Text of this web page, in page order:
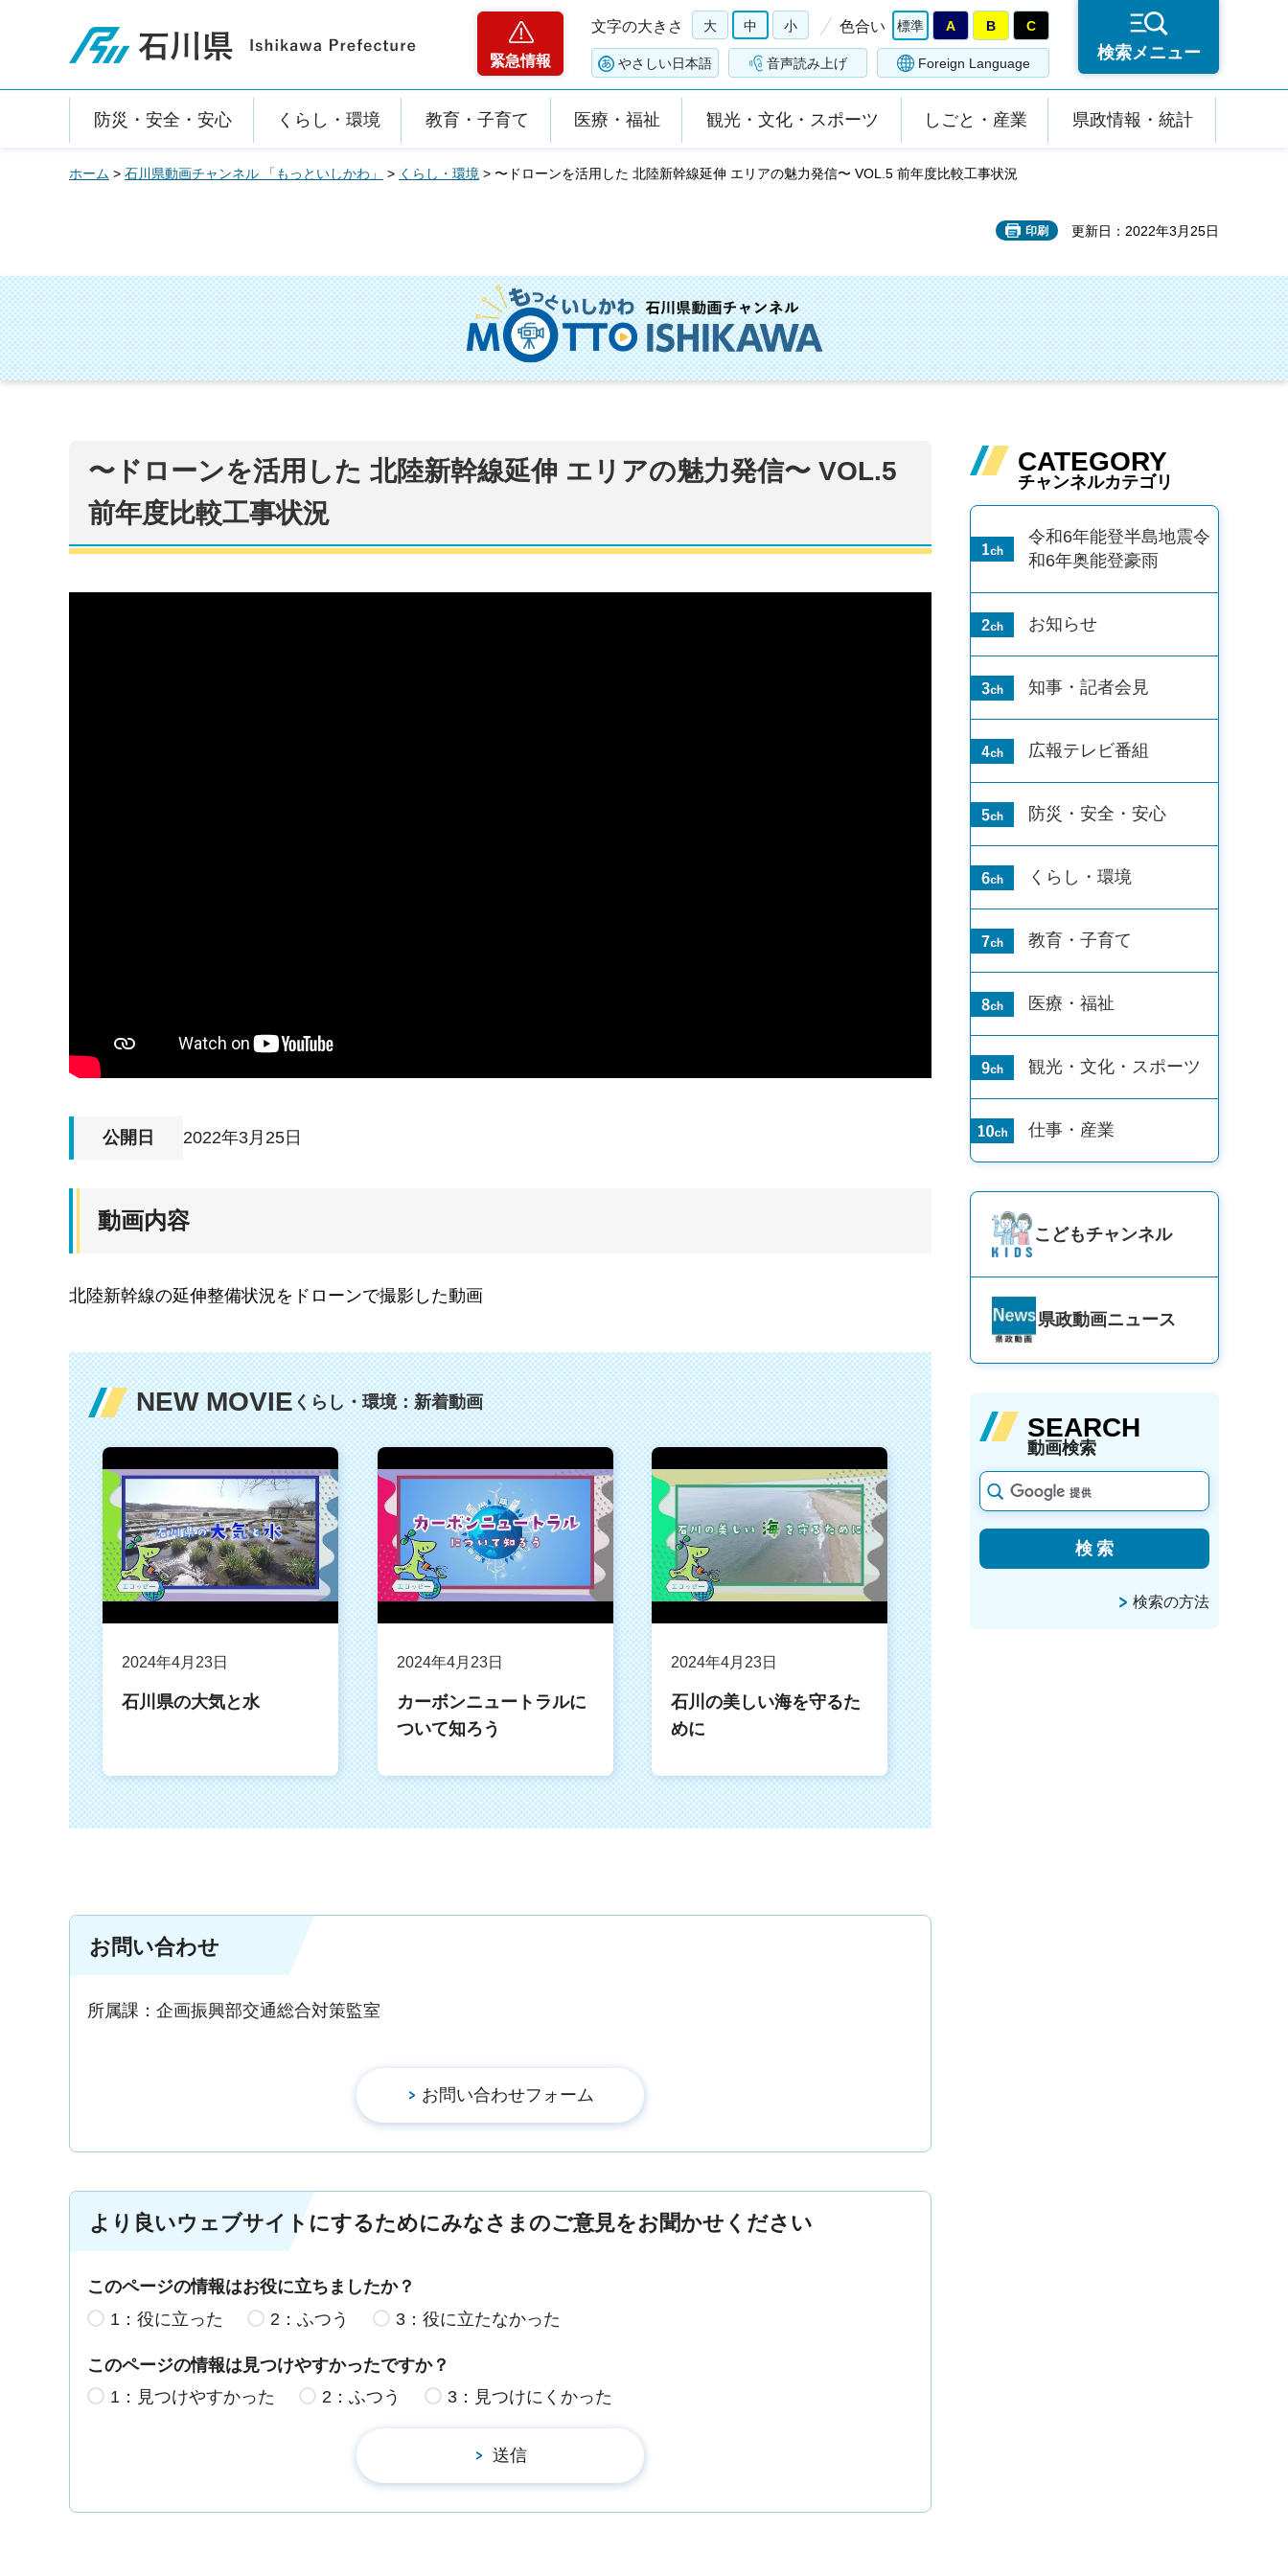
石川県
緊急情報
文字の大きさ 大 中 小 色合い 標準 A B C
やさしい日本語 音声読み上げ Foreign Language
検索メニュー
防災・安全・安心 くらし・環境 教育・子育て 医療・福祉 観光・文化・スポーツ しごと・産業 県政情報・統計
ホーム > 石川県動画チャンネル 「もっといしかわ」 > くらし・環境 > 〜ドローンを活用した 北陸新幹線延伸 エリアの魅力発信〜 VOL.5 前年度比較工事状況
印刷 更新日：2022年3月25日
〜ドローンを活用した 北陸新幹線延伸 エリアの魅力発信〜 VOL.5
前年度比較工事状況
公開日 2022年3月25日
動画内容
北陸新幹線の延伸整備状況をドローンで撮影した動画
NEW MOVIEくらし・環境：新着動画
2024年4月23日
石川県の大気と水
2024年4月23日
カーボンニュートラルに
ついて知ろう
2024年4月23日
石川の美しい海を守るた
めに
お問い合わせ
所属課：企画振興部交通総合対策監室
より良いウェブサイトにするためにみなさまのご意見をお聞かせください
このページの情報はお役に立ちましたか？
1：役に立った
2：ふつう 3：役に立たなかった
このページの情報は見つけやすかったですか？
1：見つけやすかった
2：ふつう 3：見つけにくかった
CATEGORY
チャンネルカテゴリ
令和6年能登半島地震令
和6年奥能登豪雨
お知らせ
知事・記者会見
広報テレビ番組
防災・安全・安心
くらし・環境
教育・子育て
医療・福祉
観光・文化・ スポーツ
仕事・産業
こどもチャンネル
県政動画ニュース
SEARCH
動画検索
検索の方法